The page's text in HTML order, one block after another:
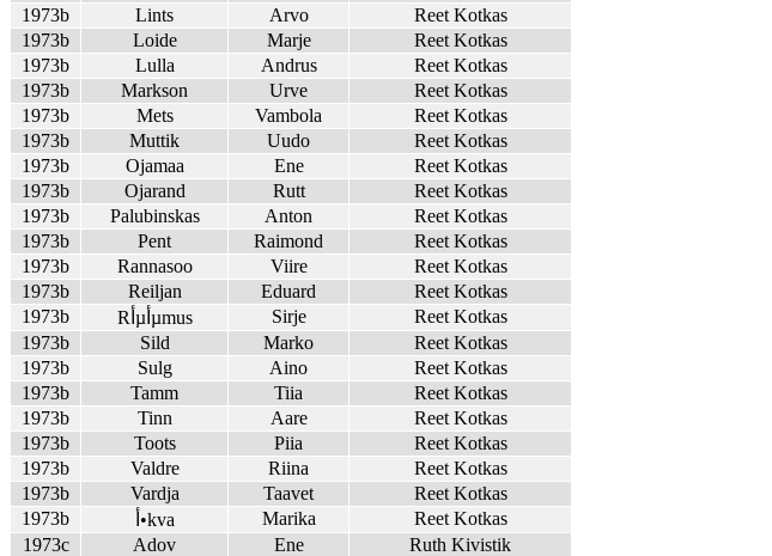
1973b
Lints Arvo
Reet Kotkas
1973b
Loide Marje
Reet Kotkas
1973b
Lulla Andrus
Reet Kotkas
1973b
Markson Urve
Reet Kotkas
1973b
Mets Vambola
Reet Kotkas
1973b
Muttik Uudo
Reet Kotkas
1973b
Ojamaa Ene
Reet Kotkas
1973b
Ojarand Rutt
Reet Kotkas
1973b
Palubinskas Anton
Reet Kotkas
1973b
Pent Raimond
Reet Kotkas
1973b
Rannasoo Viire
Reet Kotkas
1973b
Reiljan Eduard
Reet Kotkas
1973b
Rأµأµmus Sirje
Reet Kotkas
1973b
Sild Marko
Reet Kotkas
1973b
Sulg Aino
Reet Kotkas
1973b
Tamm Tiia
Reet Kotkas
1973b
Tinn Aare
Reet Kotkas
1973b
Toots Piia
Reet Kotkas
1973b
Valdre Riina
Reet Kotkas
1973b
Vardja Taavet
Reet Kotkas
1973b
أ•kva Marika
Reet Kotkas
1973c
Adov Ene
Ruth Kivistik